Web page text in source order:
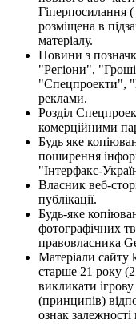
Гіперпосилання
розміщена в
матеріалу.
Новини з
"Регіони",
"Спецпроекти",
реклами.
Розділ
комерційними
Будь яке
поширення
"Інтерфакс-
Власник веб-
публікації.
Будь-яке
фотографічних
правовласника
Матеріали сайту
старше 21 року
викликати
(принципів)
ознак залежності